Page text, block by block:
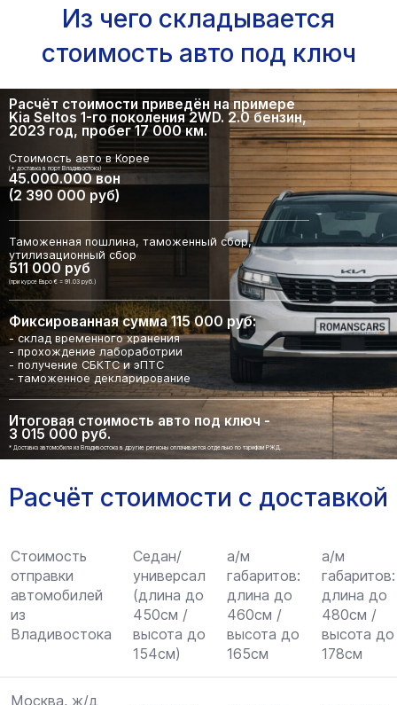
Из чего складывается
стоимость авто под ключ
Расчёт стоимости приведён на примере
Kia Seltos 1-го поколения 2WD. 2.0 бензин,
2023 год, пробег 17 000 км.
Стоимость авто в Корее
(+ доставка в порт Владивостока)
45.000.000 вон
(2 390 000 руб)
Таможенная пошлина, таможенный сбор,
утилизационный сбор
511 000 руб
(при курсе Евро € = 91.03 руб.)
Фиксированная сумма 115 000 руб:
- склад временного хранения
- прохождение лабоработрии
- получение СБКТС и эПТС
- таможенное декларирование
Итоговая стоимость авто под ключ -
3 015 000 руб.
* Доставка автомобиля из Владивостока в другие регионы оплачивается отдельно по тарифам РЖД.
Расчёт стоимости с доставкой
Стоимость
отправки
автомобилей
из
Владивостока
Седан/
универсал
(длина до
450см /
высота до
154см)
а/м
габаритов:
длина до
460см /
высота до
165см
а/м
габаритов:
длина до
480см /
высота до
178см
Москва, ж/д